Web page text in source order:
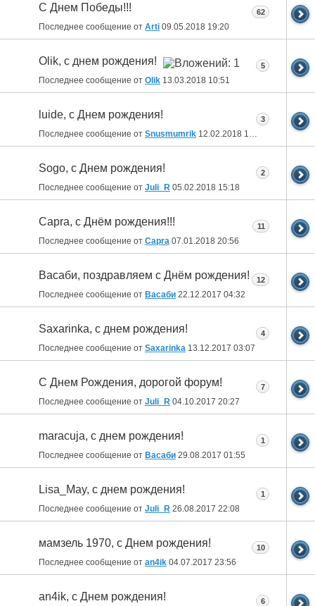
C Днем Победы!!!
Последнее сообщение от Arti 09.05.2018 19:20
62
Olik, с днем рождения!
Последнее сообщение от Olik 13.03.2018 10:51
5
luide, с Днем рождения!
Последнее сообщение от Snusmumrik 12.02.2018 14:15
3
Sogo, с Днем рождения!
Последнее сообщение от Juli_R 05.02.2018 15:18
2
Capra, с Днём рождения!!!
Последнее сообщение от Capra 07.01.2018 20:56
11
Васаби, поздравляем с Днём рождения!
Последнее сообщение от Васаби 22.12.2017 04:32
12
Saxarinka, с днем рождения!
Последнее сообщение от Saxarinka 13.12.2017 03:07
4
С Днем Рождения, дорогой форум!
Последнее сообщение от Juli_R 04.10.2017 20:27
7
maracuja, с днем рождения!
Последнее сообщение от Васаби 29.08.2017 01:55
1
Lisa_May, с днем рождения!
Последнее сообщение от Juli_R 26.08.2017 22:08
1
мамзель 1970, с Днем рождения!
Последнее сообщение от an4ik 04.07.2017 23:56
10
an4ik, с Днем рождения! 6